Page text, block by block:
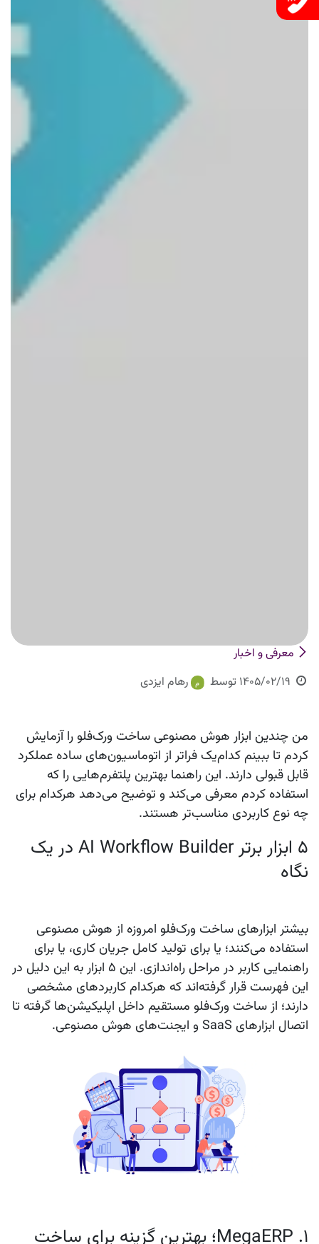
معرفی و اخبار
1405/02/19 توسط رهام ایزدی
من چندین ابزار هوش مصنوعی ساخت ورک‌فلو را آزمایش
کردم تا ببینم کدام‌یک فراتر از اتوماسیون‌های ساده عملکرد
قابل قبولی دارند. این راهنما بهترین پلتفرم‌هایی را که
استفاده کردم معرفی می‌کند و توضیح می‌دهد هرکدام برای
چه نوع کاربردی مناسب‌تر هستند.
۵ ابزار برتر AI Workflow Builder در یک
نگاه
بیشتر ابزارهای ساخت ورک‌فلو امروزه از هوش مصنوعی
استفاده می‌کنند؛ یا برای تولید کامل جریان کاری، یا برای
راهنمایی کاربر در مراحل راه‌اندازی. این ۵ ابزار به این دلیل در
این فهرست قرار گرفته‌اند که هرکدام کاربردهای مشخصی
دارند؛ از ساخت ورک‌فلو مستقیم داخل اپلیکیشن‌ها گرفته تا
اتصال ابزارهای SaaS و ایجنت‌های هوش مصنوعی.
1. MegaERP؛ بهترین گزینه برای ساخت